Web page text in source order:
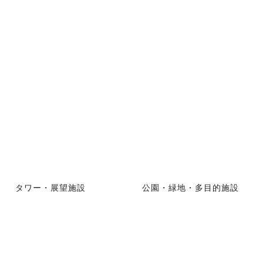
タワー・展望施設 公園・緑地・多目的施設